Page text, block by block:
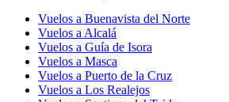
Vuelos a Buenavista del Norte
Vuelos a Alcalá
Vuelos a Guía de Isora
Vuelos a Masca
Vuelos a Puerto de la Cruz
Vuelos a Los Realejos